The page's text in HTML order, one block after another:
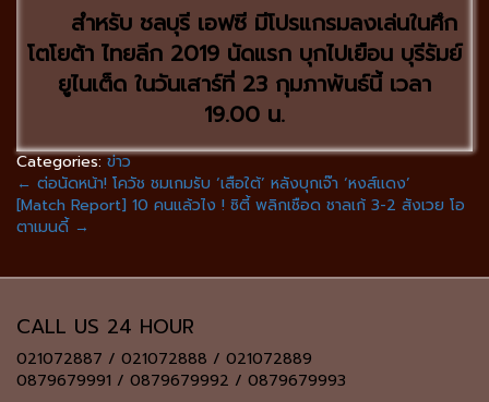
สำหรับ ชลบุรี เอฟซี มีโปรแกรมลงเล่นในศึก
โตโยต้า ไทยลีก 2019 นัดแรก บุกไปเยือน บุรีรัมย์
ยูไนเต็ด ในวันเสาร์ที่ 23 กุมภาพันธ์นี้ เวลา
19.00 น.
Categories:ข่าว
← ต่อนัดหน้า! โควัช ชมเกมรับ ‘เสือใต้’ หลังบุกเจ๊า ‘หงส์แดง’
[Match Report] 10 คนแล้วไง ! ซิตี้ พลิกเชือด ชาลเก้ 3-2 สังเวย โอ
ตาเมนดี้ →
CALL US 24 HOUR
021072887 / 021072888 / 021072889
0879679991 / 0879679992 / 0879679993